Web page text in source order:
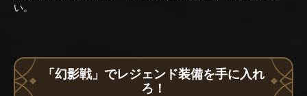
い。
「幻影戦」でレジェンド装備を手に入れ
ろ！